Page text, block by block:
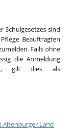
Schulgesetzes sind
Beauftragten
Falls ohne
die Anmeldung
gilt dies als
Altenburger Land